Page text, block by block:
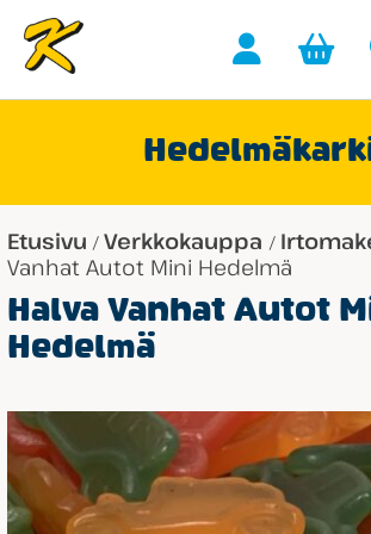
Etusivu / Verkkokauppa /
Vanhat Autot Mini Hedelmä
Halva Vanhat Autot
Hedelmä